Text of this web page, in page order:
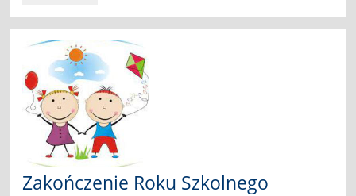
w
InstaLogik
VII
edycja
2025/2026:
Zakończenie Roku Szkolnego